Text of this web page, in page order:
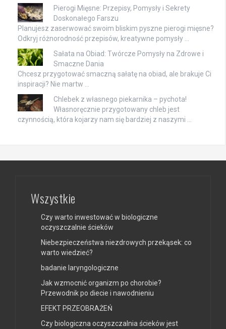
Pierogi Mięsne: Przepisy, Pomysły i Sekrety
Doskonałego Farszu
Planujesz zaserwować swoim bliskim pyszne pierogi mięsne?
Odkryj różnorodność przepisów, kreatywne pomysły …
Sałata na Obiad: Twórcze Pomysły na Zdrowe i
Smaczne Dania
Chcesz przygotować smaczną sałatę na obiad, ale brakuje Ci
inspiracji? Nie martw …
Chlebek z własnego piekarnika – pychota!
Własnoręcznie przygotowany chleb jest
czynnością, która kojarzy nam się bardziej z naszymi …
Wszystkie
Czy warto inwestować w biologiczne
oczyszczalnie ścieków
Niebezpieczeństwa niezdrowych przekąsek: co
warto wiedzieć?
badanie laryngologiczne
Jak wzmocnić organizm po chorobie?
Przewodnik po diecie i nawodnieniu
EFEKT PRZEOBRAŻEŃ
Czy biologiczna oczyszczalnia ścieków jest